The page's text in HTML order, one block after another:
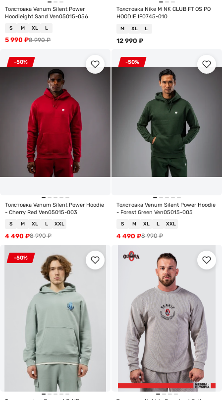
Толстовка Venum Silent Power
Hoodieight Sand Ven05015-056
S M XL L
8 990₽
5 990 ₽
Толстовка Nike M NK CLUB FT OS PO
HOODIE IF0745-010
M XL L
12 990 ₽
-50%
Толстовка Venum Silent Power Hoodie
- Cherry Red Ven05015-003
S M XL L XXL
8 990₽
4 490 ₽
-50%
Толстовка Venum Silent Power Hoodie
- Forest Green Ven05015-005
S M XL L XXL
8 990₽
4 490 ₽
-50%